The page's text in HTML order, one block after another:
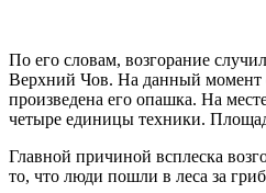
По его словам, возгорание
Верхний Чов. На данный момент
произведена его опашка. На
четыре единицы техники.
Главной причиной всплеска
то, что люди пошли в леса за